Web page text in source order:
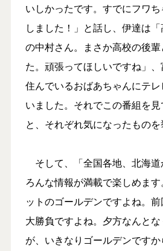
いしかったです。すでにフワ
しました！」と話し、伊達は
の中村さん。まさか高校の後
た。頑張ってほしいですね」
住んでいるおばあちゃんにテ
いました。それでこの番組を見
と、それぞれ気になったものを
そして、「全国各地、北海
ろんな情報が満載で楽しめま
ットのゴールデンですよね。
大勝負ですよね。夕方なんと
が、いきなりゴールデンですか